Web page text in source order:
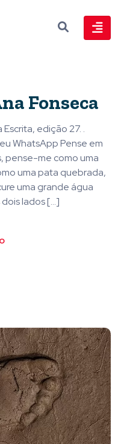
Fonseca
edição 27. .
WhatsApp Pense em
pense-me como uma
uma pata quebrada,
uma grande água
dois lados […]